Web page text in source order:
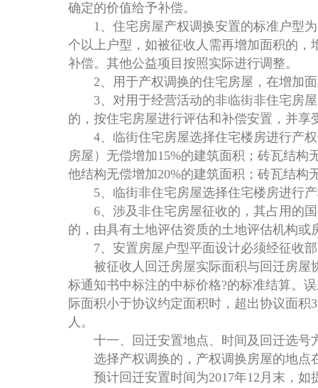
确定的价值给予补偿。
1、住宅房屋产权调换安置的标准户型为
个以上户型，如被征收人需再增加面积的
补偿。其他公益项目按照实际进行调整。
2、用于产权调换的住宅房屋，在增加面
3、对用于经营活动的非临街非住宅房屋
的，按住宅房屋进行评估和补偿安置，并享
4、临街住宅房屋选择住宅楼房进行产权
房屋）无偿增加15%的建筑面积；砖瓦结构
他结构无偿增加20%的建筑面积；砖瓦结构
5、临街非住宅房屋选择住宅楼房进行产
6、涉及非住宅房屋征收的，其占用的国
的，由具有土地评估资质的土地评估机构或
7、安置房屋户型平面设计必须经征收部
被征收人回迁房屋实际面积与回迁房屋
标通知书中标注的中标价格?的标准结算。
际面积小于协议约定面积时，超出协议面
人。
十一、回迁安置地点、时间及回迁选号
选择产权调换的，产权调换房屋的地点
预计回迁安置时间为2017年12月末，如